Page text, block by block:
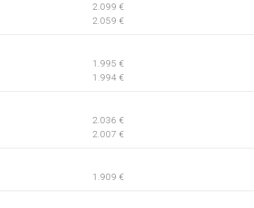
2.099 €
2.059 €
1.995 €
1.994 €
2.036 €
2.007 €
1.909 €